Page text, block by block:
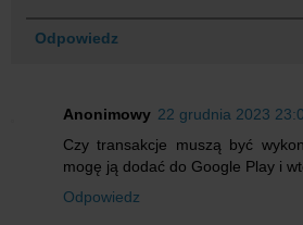
Odpowiedz
Anonimowy 22 grudnia 2023
Czy transakcje muszą być
mogę ją dodać do Google Play i
Odpowiedz